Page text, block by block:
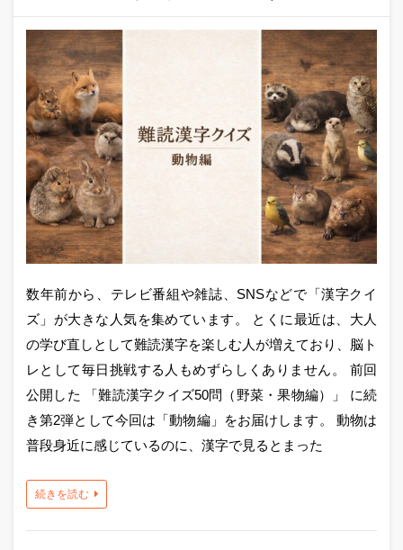
数年前から、テレビ番組や雑誌、SNSなどで「漢字クイ
ズ」が大きな人気を集めています。 とくに最近は、大人
の学び直しとして難読漢字を楽しむ人が増えており、脳ト
レとして毎日挑戦する人もめずらしくありません。 前回
公開した 「難読漢字クイズ50問（野菜・果物編）」 に続
き第2弾として今回は「動物編」をお届けします。 動物は
普段身近に感じているのに、漢字で見るとまった
続きを読む